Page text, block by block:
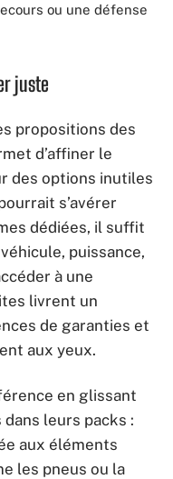
ou une défense
juste
propositions des
d’affiner le
des options inutiles
s’avérer
dédiées, il suffit
puissance,
à une
livrent un
de garanties et
aux yeux.
en glissant
leurs packs :
aux éléments
les pneus ou la